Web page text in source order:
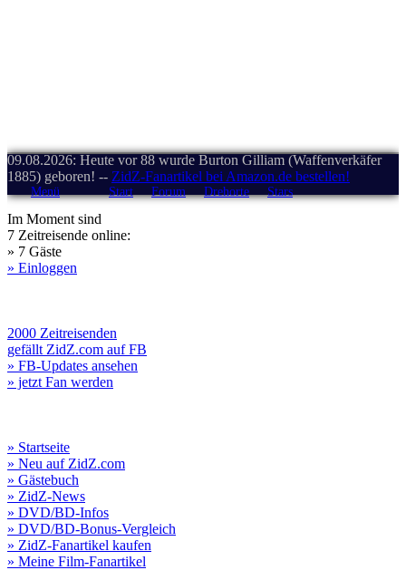
09.08.2026: Heute vor 88 wurde Burton Gilliam (Waffenverkäfer
1885) geboren! -- ZidZ-Fanartikel bei Amazon.de bestellen!
Menü Start Forum Drehorte Stars
Im Moment sind
7 Zeitreisende online:
» 7 Gäste
» Einloggen
2000 Zeitreisenden
gefällt ZidZ.com auf FB
» FB-Updates ansehen
» jetzt Fan werden
» Startseite
» Neu auf ZidZ.com
» Gästebuch
» ZidZ-News
» DVD/BD-Infos
» DVD/BD-Bonus-Vergleich
» ZidZ-Fanartikel kaufen
» Meine Film-Fanartikel